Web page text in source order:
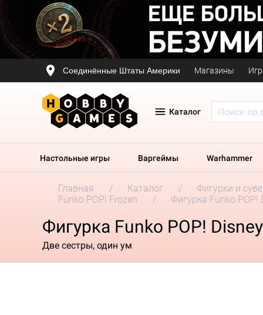
Соединённые Штаты Америки Магазины
Каталог
Настольные игры Варгеймы Warhammer
Главная Каталог Фигурки и
Funko POP! Frozen
Фигурка Funko POP!
Фигурка Funko POP!
Две сестры, один ум